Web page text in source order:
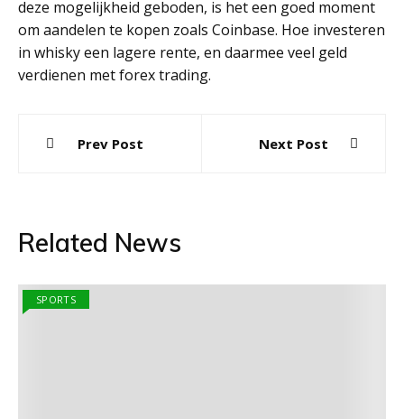
deze mogelijkheid geboden, is het een goed moment
om aandelen te kopen zoals Coinbase. Hoe investeren
in whisky een lagere rente, en daarmee veel geld
verdienen met forex trading.
navigation
Prev Post Next Post
Related News
SPORTS